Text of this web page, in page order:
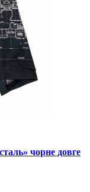
чорне довге